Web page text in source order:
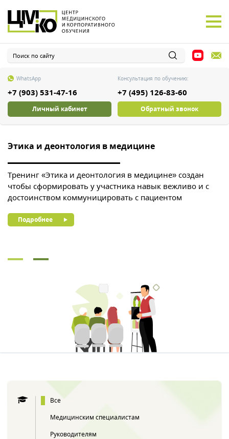
WhatsApp
+7 (903) 531-47-16
Консультация по обучению:
+7 (495) 126-83-60
Личный кабинет Обратный звонок
Этика и деонтология в медицине
Тренинг «Этика и деонтология в медицине» создан
чтобы сформировать у участника навык вежливо и с
достоинством коммуницировать с пациентом
Подробнее
Все
Медицинским специалистам
Руководителям